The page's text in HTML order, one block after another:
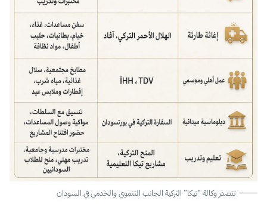
تتصدر وكالة “تيكا” التركية الجانب التنموي والخدمي في السودان